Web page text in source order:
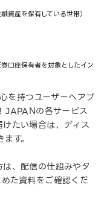
資産を保有している世帯）
口座保有者を対象としたイン
を持つユーザーへアプ
JAPANの各サービス
たい場合は、ディス
す。
、配信の仕組みやタ
た資料をご確認くだ